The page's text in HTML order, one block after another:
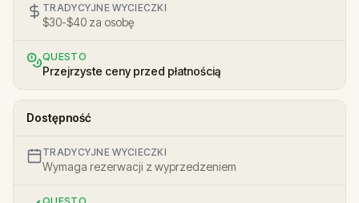
TRADYCYJNE WYCIECZKI
$30-$40 za osobę
QUESTO
Przejrzyste ceny przed płatnością
Dostępność
TRADYCYJNE WYCIECZKI
Wymaga rezerwacji z wyprzedzeniem